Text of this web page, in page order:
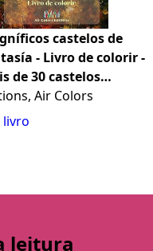
castelos de
- Livro de colorir -
de 30 castelos
para colorir
Um livro
Air Colors
livro
leitura